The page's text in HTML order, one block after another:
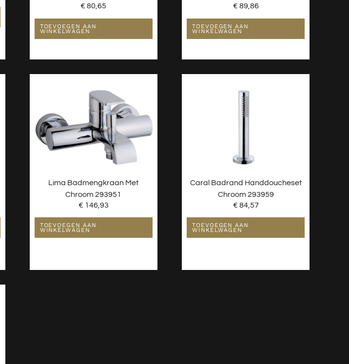
€ 80,65
TOEVOEGEN AAN
WINKELWAGEN
€ 89,86
TOEVOEGEN AAN
WINKELWAGEN
Lima Badmengkraan Met
Chroom 293951
€ 146,93
TOEVOEGEN AAN
WINKELWAGEN
Caral Badrand Handdoucheset
Chroom 293959
€ 84,57
TOEVOEGEN AAN
WINKELWAGEN